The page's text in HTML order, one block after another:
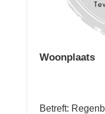
Woonplaats
Betreft: